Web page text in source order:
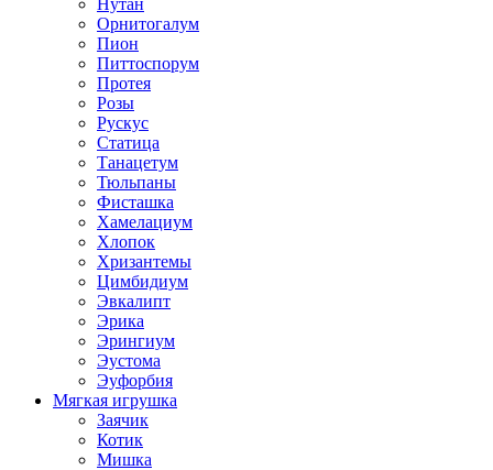
Нутан
Орнитогалум
Пион
Питтоспорум
Протея
Розы
Рускус
Статица
Танацетум
Тюльпаны
Фисташка
Хамелациум
Хлопок
Хризантемы
Цимбидиум
Эвкалипт
Эрика
Эрингиум
Эустома
Эуфорбия
Мягкая игрушка
Заячик
Котик
Мишка